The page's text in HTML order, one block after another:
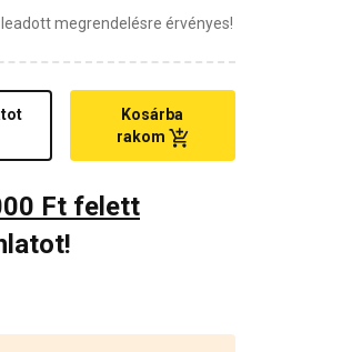
megrendelésre érvényes!
Kosárba
rakom
Ft felett